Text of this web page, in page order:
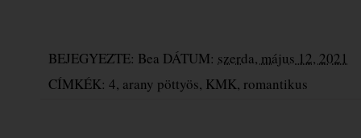
BEJEGYEZTE: Bea DÁTUM: szerda, május 12, 2021
CÍMKÉK: 4, arany pöttyös, KMK, romantikus